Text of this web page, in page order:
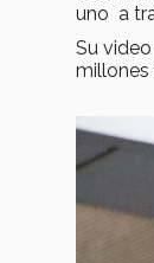
uno a
Su
millones